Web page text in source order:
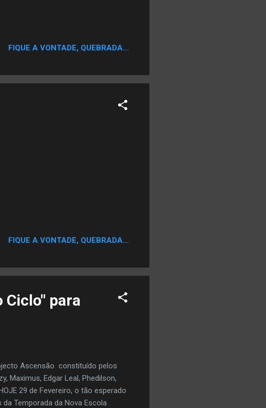
FIQUE A VONTADE, QUEBRADA...
FIQUE A VONTADE, QUEBRADA...
para
Ascensão constituído pelos
Maximus, Edgar Leal, Phedilson,
29 de Fevereiro, o tão esperado
Temporada da Nova Escola